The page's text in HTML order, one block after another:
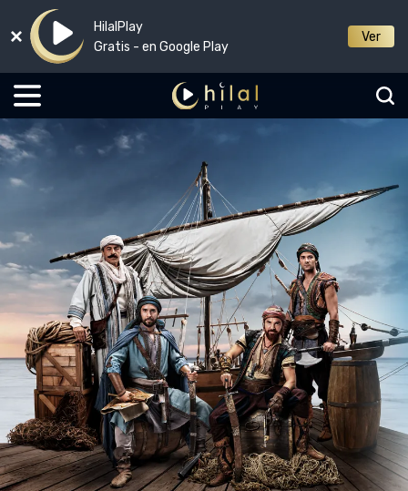
HilalPlay
Gratis - en Google Play
Ver